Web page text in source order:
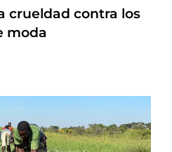
crueldad contra los
moda